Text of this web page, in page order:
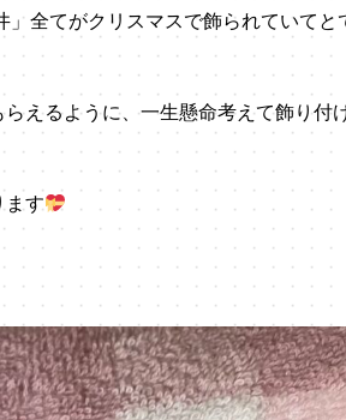
全てがクリスマスで飾られていてと
えるように、一生懸命考えて飾り付
ます